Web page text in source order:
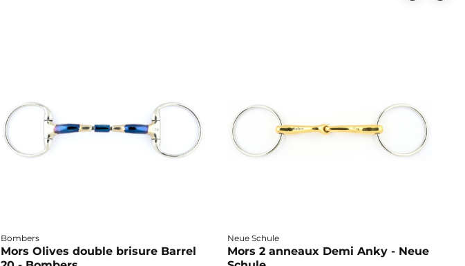
Bombers
Mors Olives double brisure Barrel
Neue Schule
Mors 2 anneaux Demi Anky - Neue